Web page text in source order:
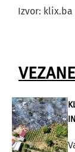
Izvor: klix.ba